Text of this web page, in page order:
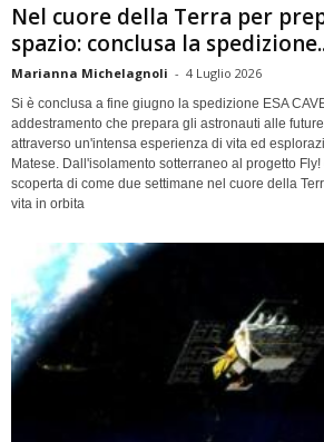
Nel cuore della Terra per
spazio: conclusa la
Marianna Michelagnoli - 4 Luglio 2026
Si è conclusa a fine giugno la spedizione ESA
addestramento che prepara gli astronauti alle
attraverso un'intensa esperienza di vita ed
Matese. Dall'isolamento sotterraneo al progetto
scoperta di come due settimane nel cuore della
vita in orbita